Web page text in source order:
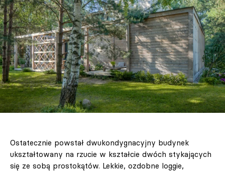
Ostatecznie powstał dwukondygnacyjny budynek
ukształtowany na rzucie w kształcie dwóch stykających
się ze sobą prostokątów. Lekkie, ozdobne loggie,